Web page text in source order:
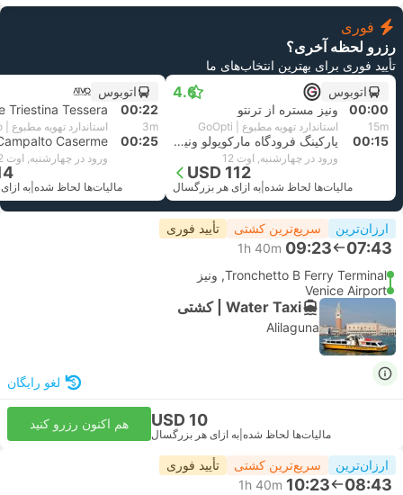
فوری
رزرو لحظه آخری؟
تأیید فوری برای بهترین انتخاب‌های ما
اتوبوس
4.6
00:00 ونیز مستره از ترنتو
15m استاندارد تهویه مطبوع | GoOpti
00:15 پارکینگ فرودگاه مارکوپولو ونیز 5
ورود در چهارشنبه, اوت 12
USD 112
مالیات‌ها لحاظ شده به ازای هر بزرگسال
اتوبوس
00:22
3m استاندارد تهویه مطبوع | Atvo
00:25
ورود در چهارشنبه, اوت 12
مالیات‌ها لحاظ شده به
ارزان‌ترین سریع‌ترین کشتی تأیید فوری
07:43
09:23
1h 40m
Tronchetto B Ferry Terminal, ونیز
Venice Airport
Water Taxi | کشتی
Alilaguna
لغو رایگان
USD 10
مالیات‌ها لحاظ شده به ازای هر بزرگسال
هم اکنون رزرو کنید
ارزان‌ترین سریع‌ترین کشتی تأیید فوری
08:43
10:23
1h 40m